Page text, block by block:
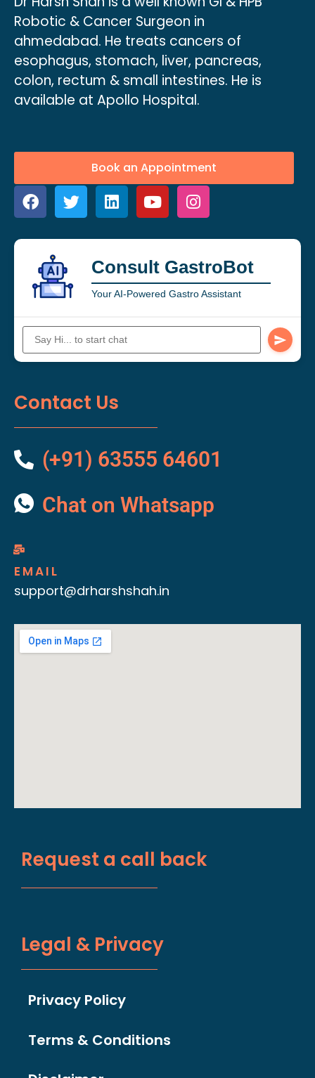
Robotic & Cancer Surgeon in
ahmedabad. He treats cancers of
esophagus, stomach, liver, pancreas,
colon, rectum & small intestines. He is
available at Apollo Hospital.
Book an Appointment
Consult GastroBot
Your AI-Powered Gastro Assistant
Contact Us
(+91) 63555 64601
Chat on Whatsapp
EMAIL
support@drharshshah.in
Request a call back
Legal & Privacy
Privacy Policy
Terms & Conditions